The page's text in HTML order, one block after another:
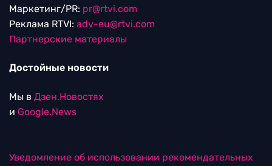
Маркетинг/PR: pr@rtvi.com
Реклама RTVI: adv-eu@rtvi.com
Партнерские материалы
Достойные новости
Мы в Дзен.Новостях
и Google.News
Уведомление об использовании рекомендательных